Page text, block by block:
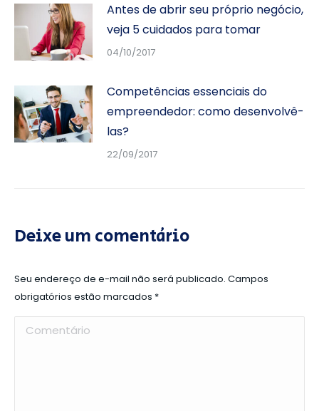
Antes de abrir seu próprio negócio,
veja 5 cuidados para tomar
04/10/2017
Competências essenciais do
empreendedor: como desenvolvê-
las?
22/09/2017
Deixe um comentário
Seu endereço de e-mail não será publicado. Campos
obrigatórios estão marcados *
Comentário